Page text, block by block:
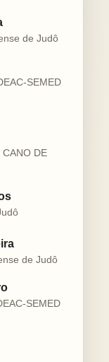
de Judô
SEMED
CANO DE
de Judô
SEMED